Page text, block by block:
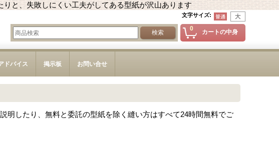
と、失敗しにくい工夫がしてある型紙が沢山あります
文字サイズ:
0 カートの中身
ドバイス 掲示板 お問い合せ
明したり、無料と委託の型紙を除く縫い方はすべて24時間無料でご